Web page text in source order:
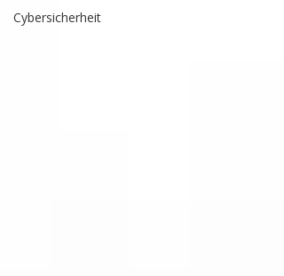
Cybersicherheit